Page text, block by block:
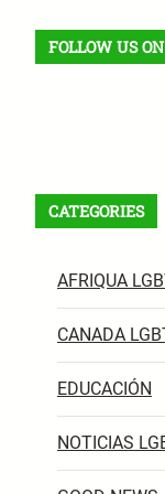
FOLLOW US ON
CATEGORIES
AFRIQUA
CANADA
EDUCACIÓN
NOTICIAS